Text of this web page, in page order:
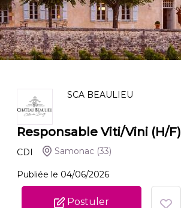
SCA BEAULIEU
Responsable Viti/Vini (H/F)
CDI Samonac (33)
Publiée le 04/06/2026
Postuler